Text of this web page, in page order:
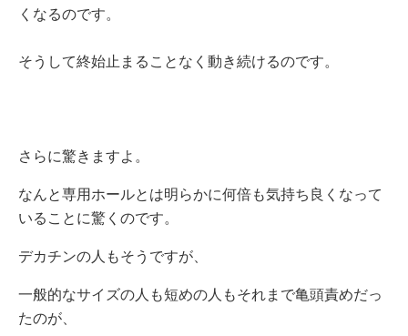
くなるのです。
そうして終始止まることなく動き続けるのです。
さらに驚きますよ。
なんと専用ホールとは明らかに何倍も気持ち良くなって
いることに驚くのです。
デカチンの人もそうですが、
一般的なサイズの人も短めの人もそれまで亀頭責めだっ
たのが、